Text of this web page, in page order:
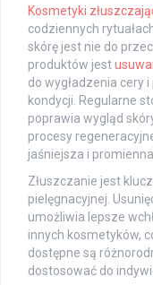
Kosmetyki
codziennych
skórę jest nie do
produktów jest
do wygładzenia cery
kondycji. Regularne
poprawia wygląd
procesy
jaśniejsza i
Złuszczanie jest
pielęgnacyjnej.
umożliwia lepsze
innych kosmetyków,
dostępne są
dostosować do